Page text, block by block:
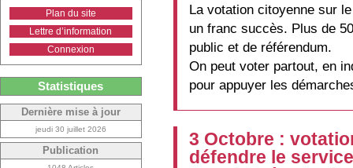
La votation citoyenne sur
un franc succès. Plus de
public et de référendum.
On peut voter partout, en
pour appuyer les
3 Octobre :
défendre le
Plan du site
Lettre d’information
Connexion
Statistiques
Dernière mise à jour
jeudi 30 juillet 2026
Publication